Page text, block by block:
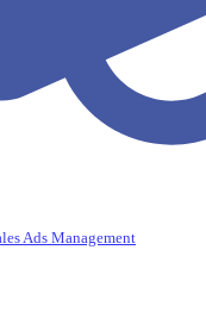
Ads Management